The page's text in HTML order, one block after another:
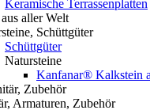
Keramische Terrassenplatten
aller Welt
Schüttgüter
Schüttgüter
Natursteine
Kanfanar® Kalkstein
Zubehör
Armaturen, Zubehör